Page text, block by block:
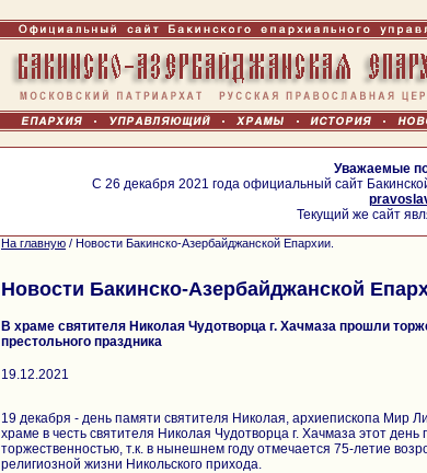
Уважаемые
С 26 декабря 2021 года официальный сайт
Текущий же сайт
На главную / Новости Бакинско-Азербайджанской Епархии.
Новости Бакинско-Азербайджанской
В храме святителя Николая Чудотворца г. Хачмаза прошли
престольного праздника
19.12.2021
19 декабря - день памяти святителя Николая, архиепископа Мир
храме в честь святителя Николая Чудотворца г. Хачмаза этот день
торжественностью, т.к. в нынешнем году отмечается 75-летие
религиозной жизни Никольского прихода.